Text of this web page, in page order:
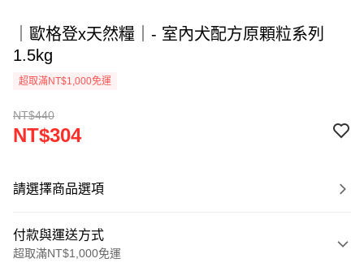
｜歐格登x天然糧｜- 室內犬配方原顆粒系列
1.5kg
超取滿NT$1,000免運
NT$440
NT$304
請選擇商品選項
付款與運送方式
超取滿NT$1,000免運